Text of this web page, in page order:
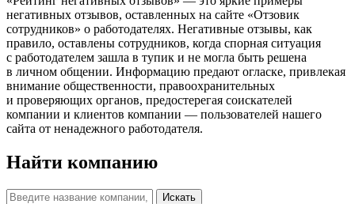
негативных отзывов, оставленных на сайте «Отзовик
сотрудников» о работодателях. Негативные отзывы, как
правило, оставлены сотрудников, когда спорная ситуация
с работодателем зашла в тупик и не могла быть решена
в личном общении. Информацию предают огласке, привлекая
внимание общественности, правоохранительных
и проверяющих органов, предостерегая соискателей
компании и клиентов компании — пользователей нашего
сайта от ненадежного работодателя.
Найти компанию
Искать